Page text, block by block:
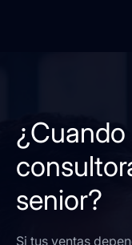
senior?
Si tus ventas